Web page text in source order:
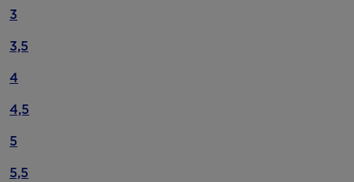
3
3,5
4
4,5
5
5,5